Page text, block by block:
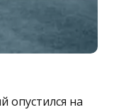
опустился на